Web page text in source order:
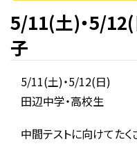
玉井式国語的算
魔法の国語
玉井式の挑戦
代表挨拶
保護者様のお声
すべて
コラム「才能は家
5/11(土)・5/
子
5/11(土)・5/12(日)
田辺中学・高校生
中間テストに向けてたく